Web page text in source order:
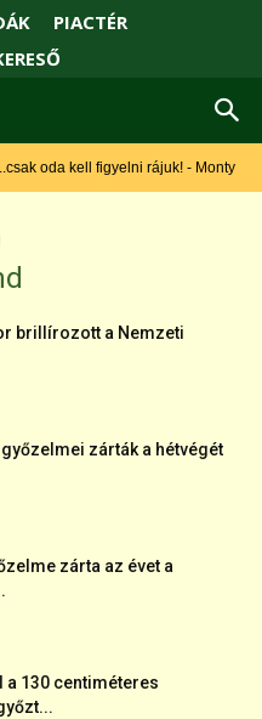
PIACTÉR
kell figyelni rájuk! - Monty Roberts
brillírozott a Nemzeti
zárták a hétvégét
zárta az évet a
a 130 centiméteres